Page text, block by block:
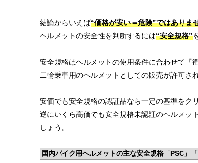
結論からいえば“価格が安い＝危険”ではありま
ヘルメットの安全性を判断するには“安全規格”
安全規格はヘルメットの使用条件に合わせて『
二輪乗車用のヘルメットとしての販売が許可さ
安価でも安全規格の認証品なら一定の基準をク
逆にいくら高価でも安全規格未認証のヘルメッ
しょう。
国内バイク用ヘルメットの主な安全規格「PSC」